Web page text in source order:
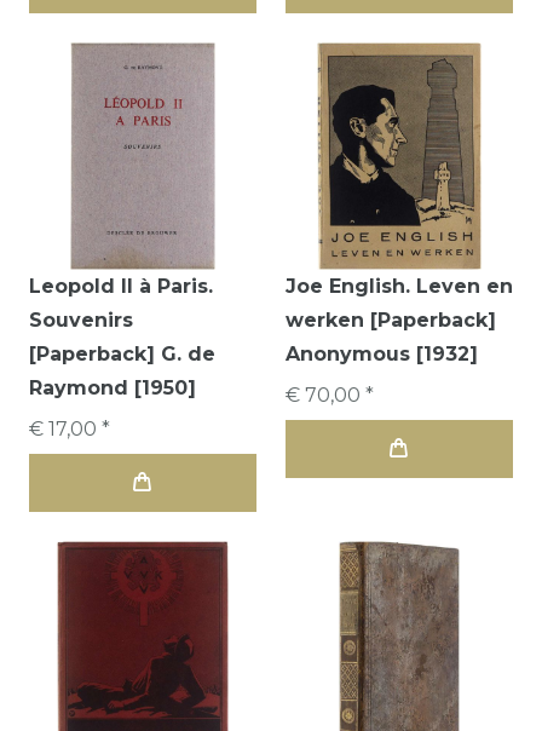
Leopold II à Paris.
Souvenirs
[Paperback] G. de
Raymond [1950]
€ 17,00 *
Joe English. Leven en
werken [Paperback]
Anonymous [1932]
€ 70,00 *